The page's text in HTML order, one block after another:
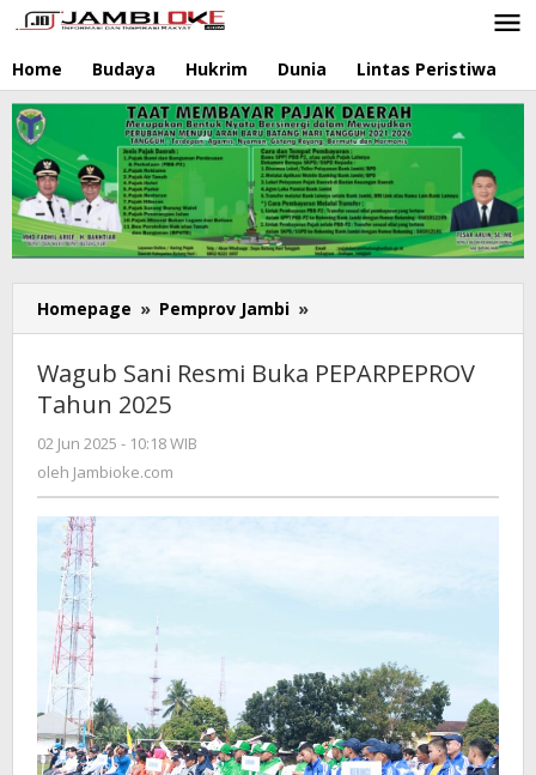
Lewati
ke
konten
Home Budaya Hukrim Dunia Lintas Peristiwa
Homepage » Pemprov Jambi »
Sani
Buka
Wagub Sani Resmi Buka PEPARPEPROV
Tahun 2025
02 Jun 2025 - 10:18 WIB
oleh Jambioke.com